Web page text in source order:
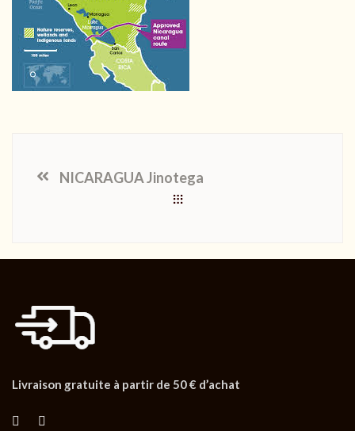
NICARAGUA Jinotega
Livraison gratuite à partir de 50 € d’achat